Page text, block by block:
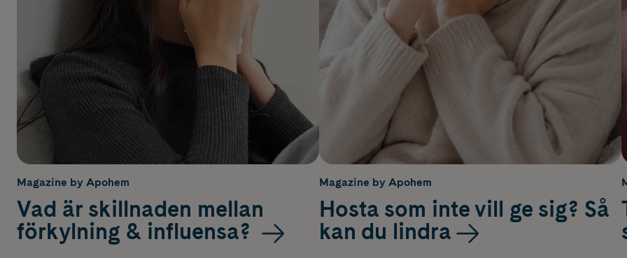
Magazine by Apohem
Vad är skillnaden mellan
förkylning & influensa?
Magazine by Apohem
Hosta som inte vill ge sig? Så
kan du lindra